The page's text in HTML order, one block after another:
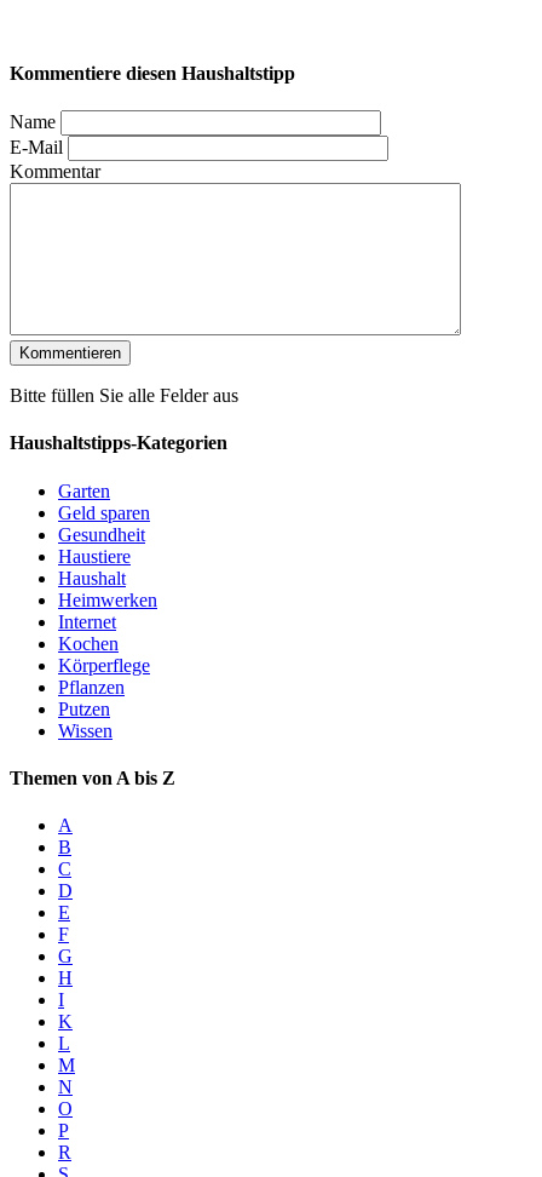
Kommentiere diesen Haushaltstipp
Name
E-Mail
Kommentar
Bitte füllen Sie alle Felder aus
Haushaltstipps-Kategorien
Garten
Geld sparen
Gesundheit
Haustiere
Haushalt
Heimwerken
Internet
Kochen
Körperflege
Pflanzen
Putzen
Wissen
Themen von A bis Z
A
B
C
D
E
F
G
H
I
K
L
M
N
O
P
R